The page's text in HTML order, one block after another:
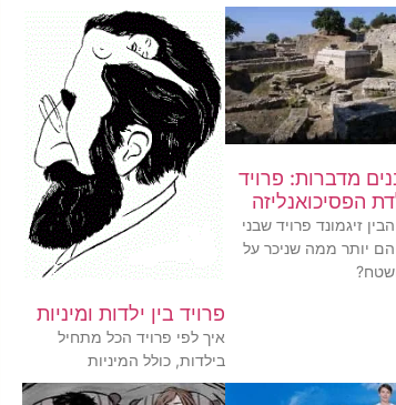
מדברות: פרויד
הפסיכואנליזה
זיגמונד פרויד שבני
יותר ממה שניכר על
פרויד בין ילדות ומיניות
איך לפי פרויד הכל מתחיל
בילדות, כולל המיניות